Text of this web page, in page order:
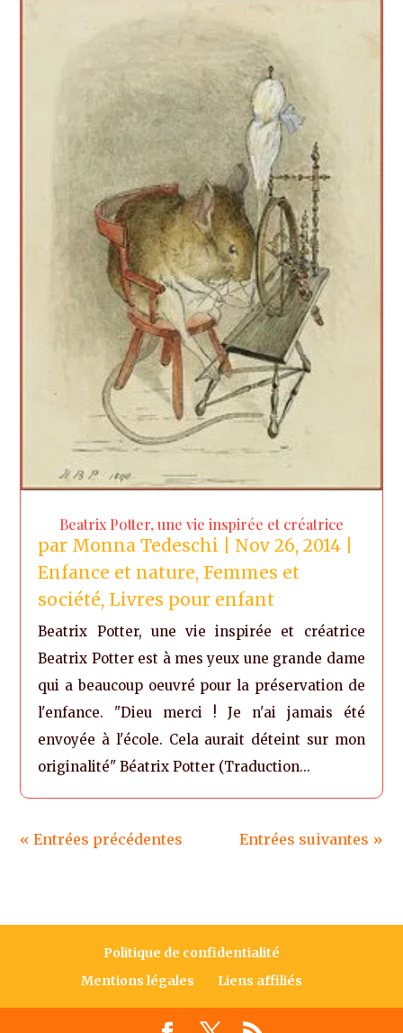
Beatrix Potter, une vie inspirée et créatrice
par Monna Tedeschi Nov 26, 2014
Enfance et nature,Femmes et
société, Livres pour enfant
Beatrix Potter, une vie inspirée et créatrice
Beatrix Potter est à mes yeux une grande dame
qui a beaucoup oeuvré pour la préservation de
l'enfance. "Dieu merci ! Je n'ai jamais été
envoyée à l'école. Cela aurait déteint sur mon
originalité" Béatrix Potter (Traduction...
« Entrées précédentes Entrées suivantes »
Politique de confidentialité
Mentions légales
Liens affiliés